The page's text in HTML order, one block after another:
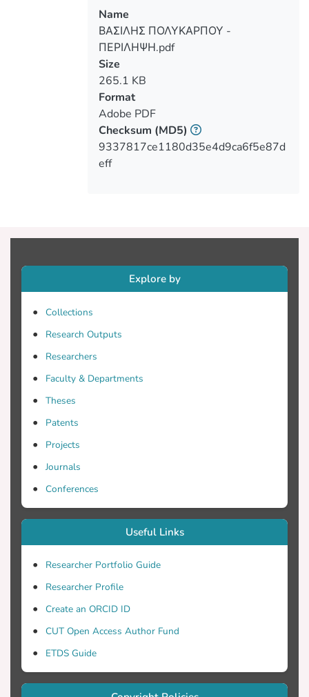
κτιριακό τομέα και με τη χρήση
συστημάτων διαχείρισης ενέργειας.
Υπάρχουν τέσσερα κεφάλαιο, το πρώτο
κεφάλαιο αφορά την ενεργειακή
κατανάλωση στο κτιριακό τομέα και την
ανάγκη για εξοικονόμηση ενέργειας, το
δεύτερο αφορά το βιοκλιματικό
σχεδιασμό, τις ΑΠΕ και διάφορα άλλα
συστήματα που εφαρμόζονται στα
κτίρια. Το τρίτο κεφάλαιο αφορά την
να εξάγουμε συμπεράσματα τα οποία
να είναι βασισμένα σε όλη την έρευνα
και να αφορούν την ενεργειακή
συμπεριφορά των κτιρίων.
Name
ΒΑΣΙΛΗΣ ΠΟΛΥΚΑΡΠΟΥ -
ΠΕΡΙΛΗΨΗ.pdf
Size
265.1 KB
Format
Adobe PDF
Checksum (MD5)
9337817ce1180d35e4d9ca6f5e87d
eff
Explore by
Collections
Research Outputs
Researchers
Faculty & Departments
Theses
Patents
Projects
Journals
Conferences
Useful Links
Researcher Portfolio Guide
Researcher Profile
Create an ORCID ID
CUT Open Access Author Fund
ETDS Guide